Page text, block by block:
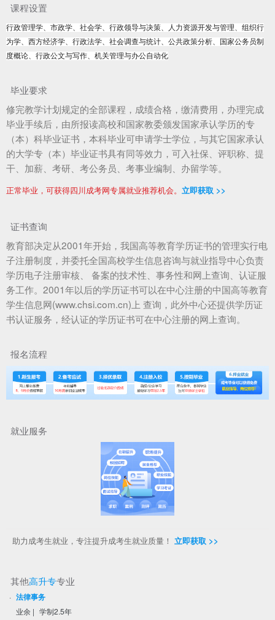
课程设置
行政管理学、市政学、社会学、行政领导与决策、人力资源开发与管理、组织行
为学、西方经济学、行政法学、社会调查与统计、公共政策分析、国家公务员制
度概论、行政公文与写作、机关管理与办公自动化
毕业要求
修完教学计划规定的全部课程，成绩合格，缴清费用，办理完成
毕业手续后，由所报读高校和国家教委颁发国家承认学历的专
（本）科毕业证书，本科毕业可申请学士学位，与其它国家承认
的大学专（本）毕业证书具有同等效力，可入社保、评职称、提
干、加薪、考研、考公务员、考事业编制、办留学等。
正常毕业，可获得四川成考网专属就业推荐机会。 立即获取 >>
证书查询
教育部决定从2001年开始，我国高等教育学历证书的管理实行电
子注册制度，并委托全国高校学生信息咨询与就业指导中心负责
学历电子注册审核、 备案的技术性、事务性和网上查询、认证服
务工作。2001年以后的学历证书可以在中心注册的中国高等教育
学生信息网(www.chsi.com.cn)上 查询，此外中心还提供学历证
书认证服务，经认证的学历证书可在中心注册的网上查询。
报名流程
就业服务
助力成考生就业，专注提升成考生就业质量！ 立即获取 >>
其他高升专专业
· 法律事务
业余 | 学制2.5年